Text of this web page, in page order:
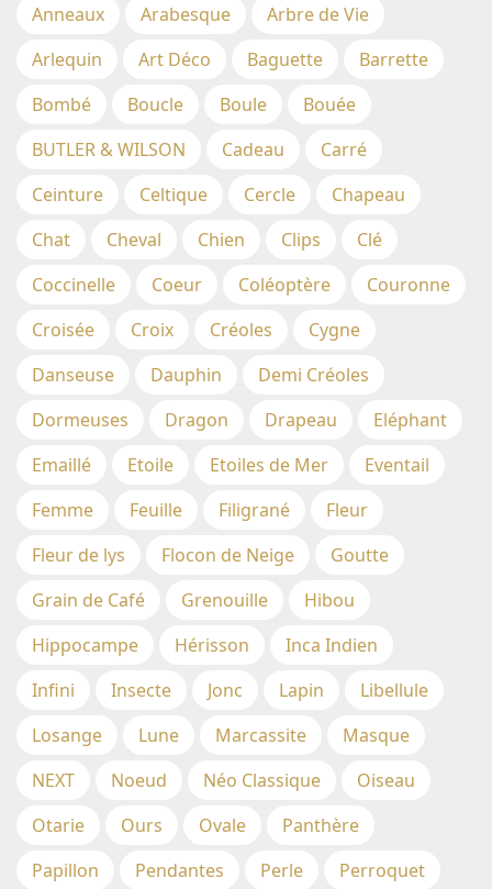
Anneaux
Arabesque
Arbre de Vie
Arlequin
Art Déco Baguette
Barrette
Bombé
Boucle Boule
Bouée
BUTLER & WILSON
Cadeau
Carré
Ceinture
Celtique Cercle
Chapeau
Chat
Cheval Chien Clips
Clé
Coccinelle
Coeur Coléoptère
Couronne
Croisée
Croix Créoles
Cygne
Danseuse
Dauphin
Demi Créoles
Dormeuses
Dragon Drapeau
Eléphant
Emaillé
Etoile Etoiles de Mer
Eventail
Femme
Feuille Filigrané
Fleur
Fleur de lys
Flocon de Neige
Goutte
Grain de Café
Grenouille
Hibou
Hippocampe
Hérisson
Inca Indien
Infini
Insecte Jonc Lapin
Libellule
Losange
Lune Marcassite
Masque
NEXT
Noeud Néo Classique
Oiseau
Otarie
Ours Ovale
Panthère
Papillon
Pendantes Perle
Perroquet